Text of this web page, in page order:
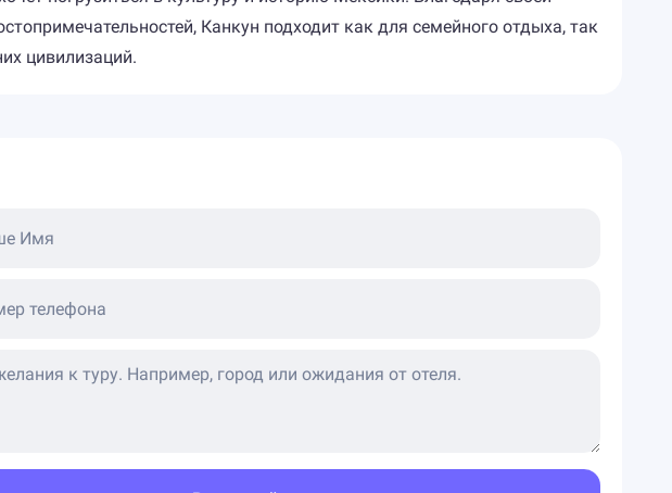
Канкун подходит как для семейного отдыха, так
цивилизаций.
Имя
телефона